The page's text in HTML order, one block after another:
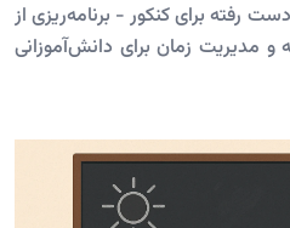
رفته برای کنکور - برنامه‌ریزی از
و مدیریت زمان برای دانش‌آموزانی